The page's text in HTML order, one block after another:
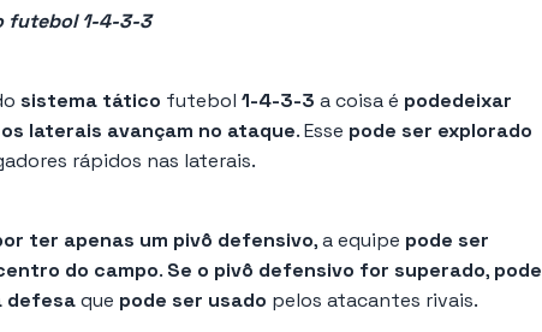
futebol 1-4-3-3
sistema tático futebol 1-4-3-3 a coisa é podedeixar
laterais avançam no ataque. Esse pode ser explorado
rápidos nas laterais.
ter apenas um pivô defensivo, a equipe pode ser
do campo. Se o pivô defensivo for superado, pode
defesaque pode ser usado pelos atacantes rivais.